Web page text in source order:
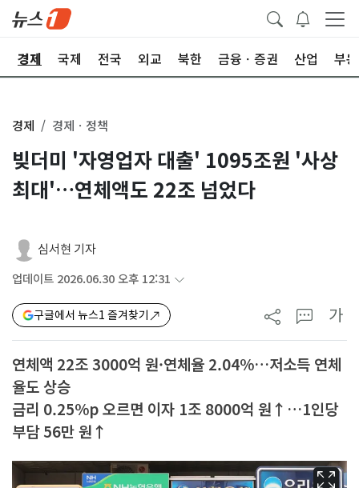
경제 국제 전국 외교 북한 금융ㆍ증권 산업 부
경제 경제ㆍ정책
빚더미 '자영업자 대출' 1095조원 '사상
최대'…연체액도 22조 넘었다
심서현 기자
업데이트 2026.06.30 오후 12:31
구글에서 뉴스1 즐겨찾기 가
연체액 22조 3000억 원·연체율 2.04%…저소득 연체
율도 상승
금리 0.25%p 오르면 이자 1조 8000억 원↑…1인당
부담 56만 원↑